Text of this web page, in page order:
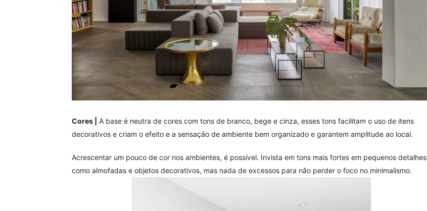
Cores |
A base é neutra de cores com tons de branco, bege e cinza, esses tons facilitam o uso de itens
decorativos e criam o efeito e a sensação de ambiente bem organizado e garantem amplitude ao local.
Acrescentar um pouco de cor nos ambientes, é possível. Invista em tons mais fortes em pequenos detalhes
como almofadas e objetos decorativos, mas nada de excessos para não perder o foco no minimalismo.